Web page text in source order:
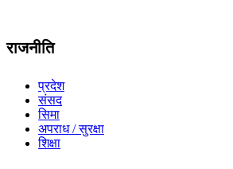
राजनीति
प्रदेश
संसद
सिमा
अपराध / सुरक्षा
शिक्षा